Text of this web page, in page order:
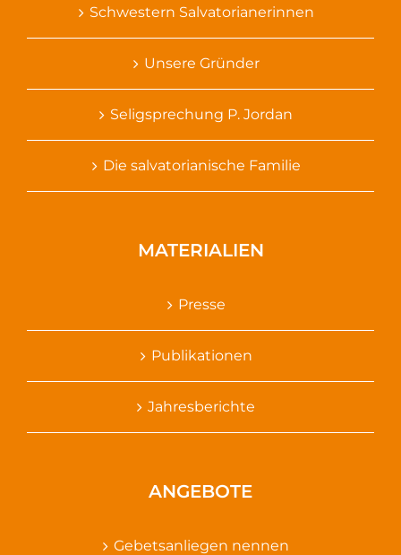
Schwestern Salvatorianerinnen
Unsere Gründer
Seligsprechung P. Jordan
Die salvatorianische Familie
MATERIALIEN
Presse
Publikationen
Jahresberichte
ANGEBOTE
Gebetsanliegen nennen